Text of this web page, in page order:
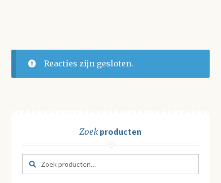
Reacties zijn gesloten.
Zoekproducten
Zoeken
naar:
Zoeken